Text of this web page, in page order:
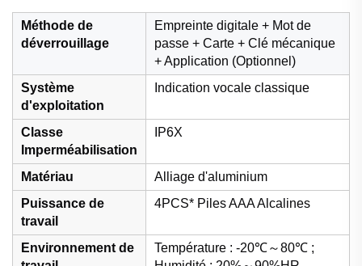
Méthode de
déverrouillage
Empreinte digitale + Mot de
passe + Carte + Clé mécanique
+ Application (Optionnel)
Système
d'exploitation
Indication vocale classique
Classe
Imperméabilisation
IP6X
Matériau
Alliage d'aluminium
Puissance de
travail
4PCS* Piles AAA Alcalines
Environnement de
Température : -20℃～80℃ ;